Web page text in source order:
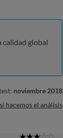
calidad global
noviembre 2018
hacemos el análisis